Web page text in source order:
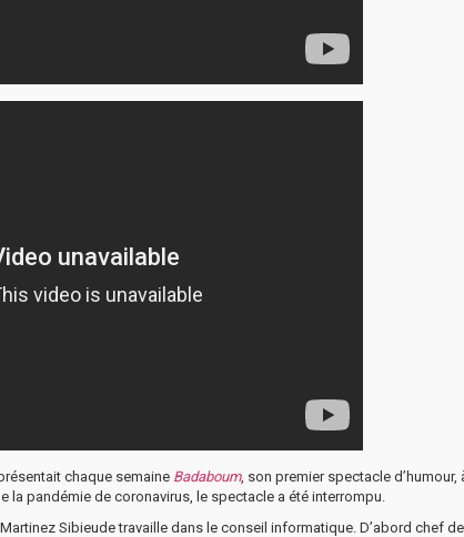
chaque semaine Badaboum, son premier spectacle
la pandémie de coronavirus, le spectacle a été interrompu.
Sibieude travaille dans le conseil informatique. D’abord chef